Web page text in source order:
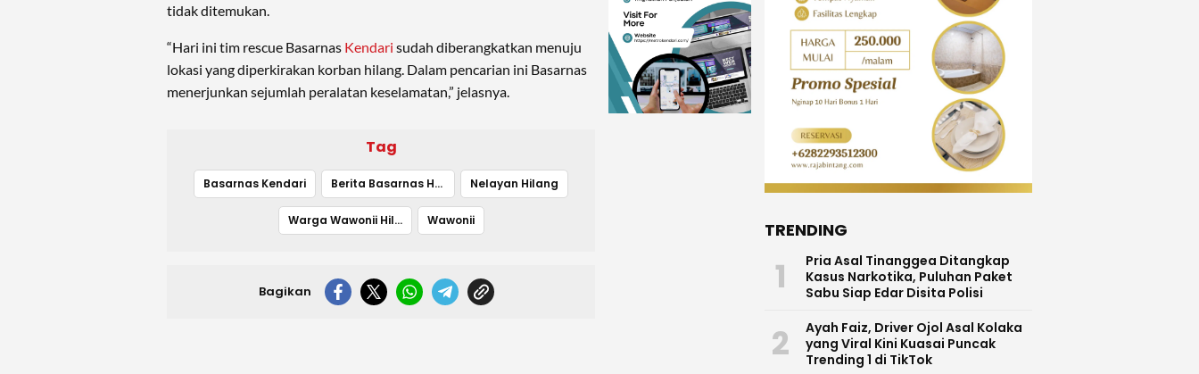
tidak ditemukan.
“Hari ini tim rescue Basarnas Kendari sudah diberangkatkan menuju
lokasi yang diperkirakan korban hilang. Dalam pencarian ini Basarnas
menerjunkan sejumlah peralatan keselamatan,” jelasnya.
Tag
Basarnas Kendari Berita Basarnas Hari ini Nelayan Hilang
Warga Wawonii Hilang Wawonii
Bagikan
TRENDING
1
Pria Asal Tinanggea Ditangkap
Kasus Narkotika, Puluhan Paket
Sabu Siap Edar Disita Polisi
2
Ayah Faiz, Driver Ojol Asal Kolaka
yang Viral Kini Kuasai Puncak
Trending 1 di TikTok